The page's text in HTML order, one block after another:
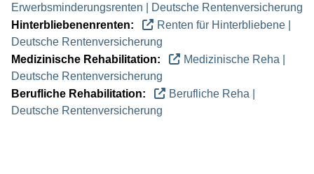
Erwerbsminderungsrenten | Deutsche Rentenversicherung
Hinterbliebenenrenten:
Renten für Hinterbliebene |
Deutsche Rentenversicherung
Medizinische Rehabilitation:
Medizinische Reha |
Deutsche Rentenversicherung
Berufliche Rehabilitation:
Berufliche Reha |
Deutsche Rentenversicherung